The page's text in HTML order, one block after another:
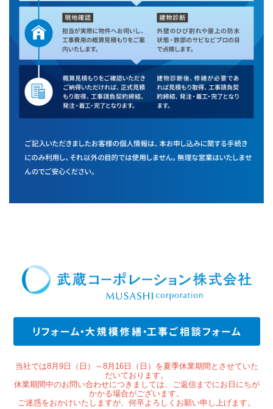
当社では8月9日（日）～8月16日（日）を夏季休業期間とさせていた
だいております。
休業期間中のお問い合わせにつきましては、ご返信までにお日にちが
かかる場合がございます。
ご迷惑をおかけいたしますが、何卒よろしくお願い申し上げます。